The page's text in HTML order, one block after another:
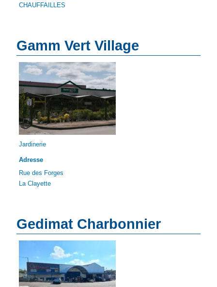
CHAUFFAILLES
Gamm Vert Village
Jardinerie
Adresse
Rue des Forges
La Clayette
Gedimat Charbonnier